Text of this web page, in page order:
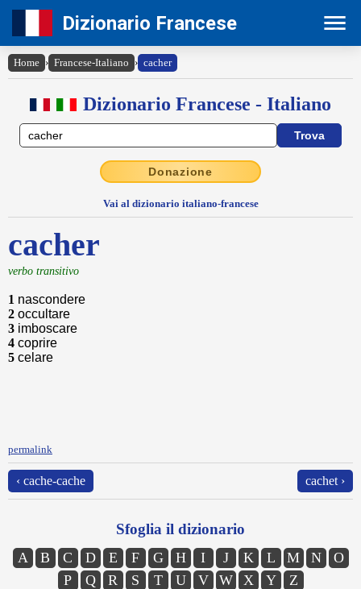
Dizionario Francese
Home › Francese-Italiano › cacher
Dizionario Francese - Italiano
Donazione
Vai al dizionario italiano-francese
cacher
verbo transitivo
1 nascondere
2 occultare
3 imboscare
4 coprire
5 celare
permalink
‹ cache-cache cachet ›
Sfoglia il dizionario
A B C D E F G H I J K L M N
O
P
Q R S T U V W X Y Z